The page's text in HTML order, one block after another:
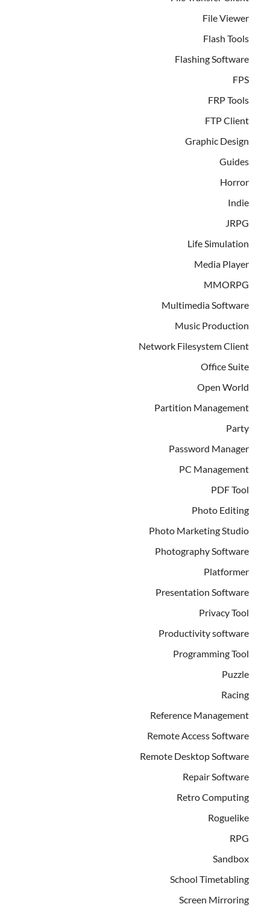
File Viewer
Flash Tools
Flashing Software
FPS
FRP Tools
FTP Client
Graphic Design
Guides
Horror
Indie
JRPG
Life Simulation
Media Player
MMORPG
Multimedia Software
Music Production
Network Filesystem Client
Office Suite
Open World
Partition Management
Party
Password Manager
PC Management
PDF Tool
Photo Editing
Photo Marketing Studio
Photography Software
Platformer
Presentation Software
Privacy Tool
Productivity software
Programming Tool
Puzzle
Racing
Reference Management
Remote Access Software
Remote Desktop Software
Repair Software
Retro Computing
Roguelike
RPG
Sandbox
School Timetabling
Screen Mirroring